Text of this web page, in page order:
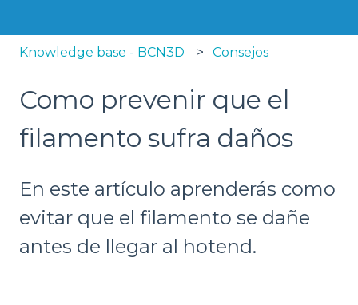
Knowledge base - BCN3D Consejos
Como prevenir que el
filamento sufra daños
En este artículo aprenderás como
evitar que el filamento se dañe
antes de llegar al hotend.